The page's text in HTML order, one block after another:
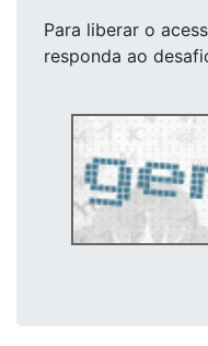
Para liberar o
responda ao